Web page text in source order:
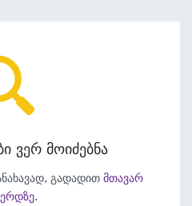
ვერ მოიძებნა
გადადით მთავარ
.